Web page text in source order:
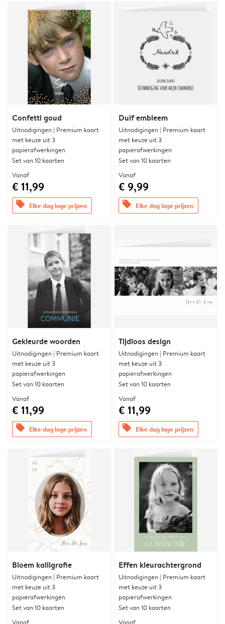
Confetti goud
Uitnodigingen | Premium kaart
met keuze uit 3
papierafwerkingen
Set van 10 kaarten
Vanaf
€ 11,99
offers Elke dag lage prijzen
Duif embleem
Uitnodigingen | Premium kaart
met keuze uit 3
papierafwerkingen
Set van 10 kaarten
Vanaf
€ 9,99
offers Elke dag lage prijzen
Gekleurde woorden
Uitnodigingen | Premium kaart
met keuze uit 3
papierafwerkingen
Set van 10 kaarten
Vanaf
€ 11,99
offers Elke dag lage prijzen
Tijdloos design
Uitnodigingen | Premium kaart
met keuze uit 3
papierafwerkingen
Set van 10 kaarten
Vanaf
€ 11,99
offers Elke dag lage prijzen
Bloem kalligrafie
Uitnodigingen | Premium kaart
met keuze uit 3
papierafwerkingen
Set van 10 kaarten
Vanaf
Effen kleurachtergrond
Uitnodigingen | Premium kaart
met keuze uit 3
papierafwerkingen
Set van 10 kaarten
Vanaf